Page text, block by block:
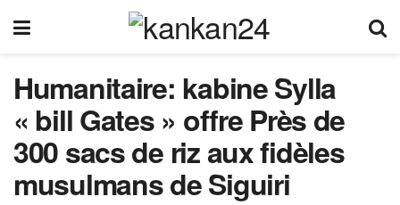
Humanitaire: kabine Sylla
« bill Gates » offre Près de
300 sacs de riz aux fidèles
musulmans de Siguiri